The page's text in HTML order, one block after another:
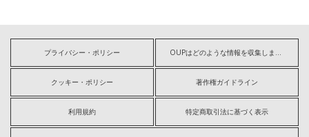
プライバシー・ポリシー OUPはどのような情報を収集しますか?
クッキー・ポリシー 著作権ガイドライン
利用規約 特定商取引法に基づく表示